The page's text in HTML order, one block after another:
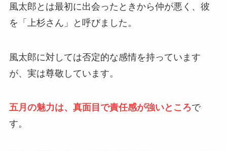
風太郎とは最初に出会ったときから仲が悪く、彼
を「上杉さん」と呼びました。
風太郎に対しては否定的な感情を持っています
が、実は尊敬しています。
五月の魅力は、真面目で責任感が強いところで
す。